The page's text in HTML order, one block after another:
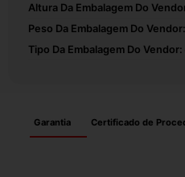
Altura Da Embalagem Do
Peso Da Embalagem Do Vendor:
Tipo Da Embalagem Do Vendor:
Garantia Certificado de